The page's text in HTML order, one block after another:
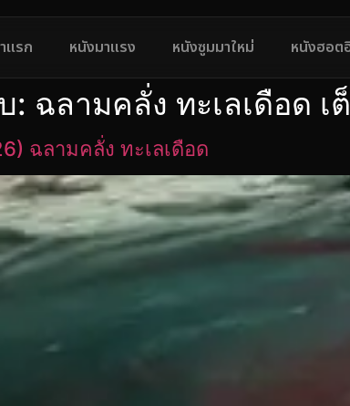
แรก หนังมาแรง หนังซูมมาใหม่ หนังฮอต
: ฉลามคลั่ง ทะเลเดือด เ
ฉลามคลั่ง ทะเลเดือด